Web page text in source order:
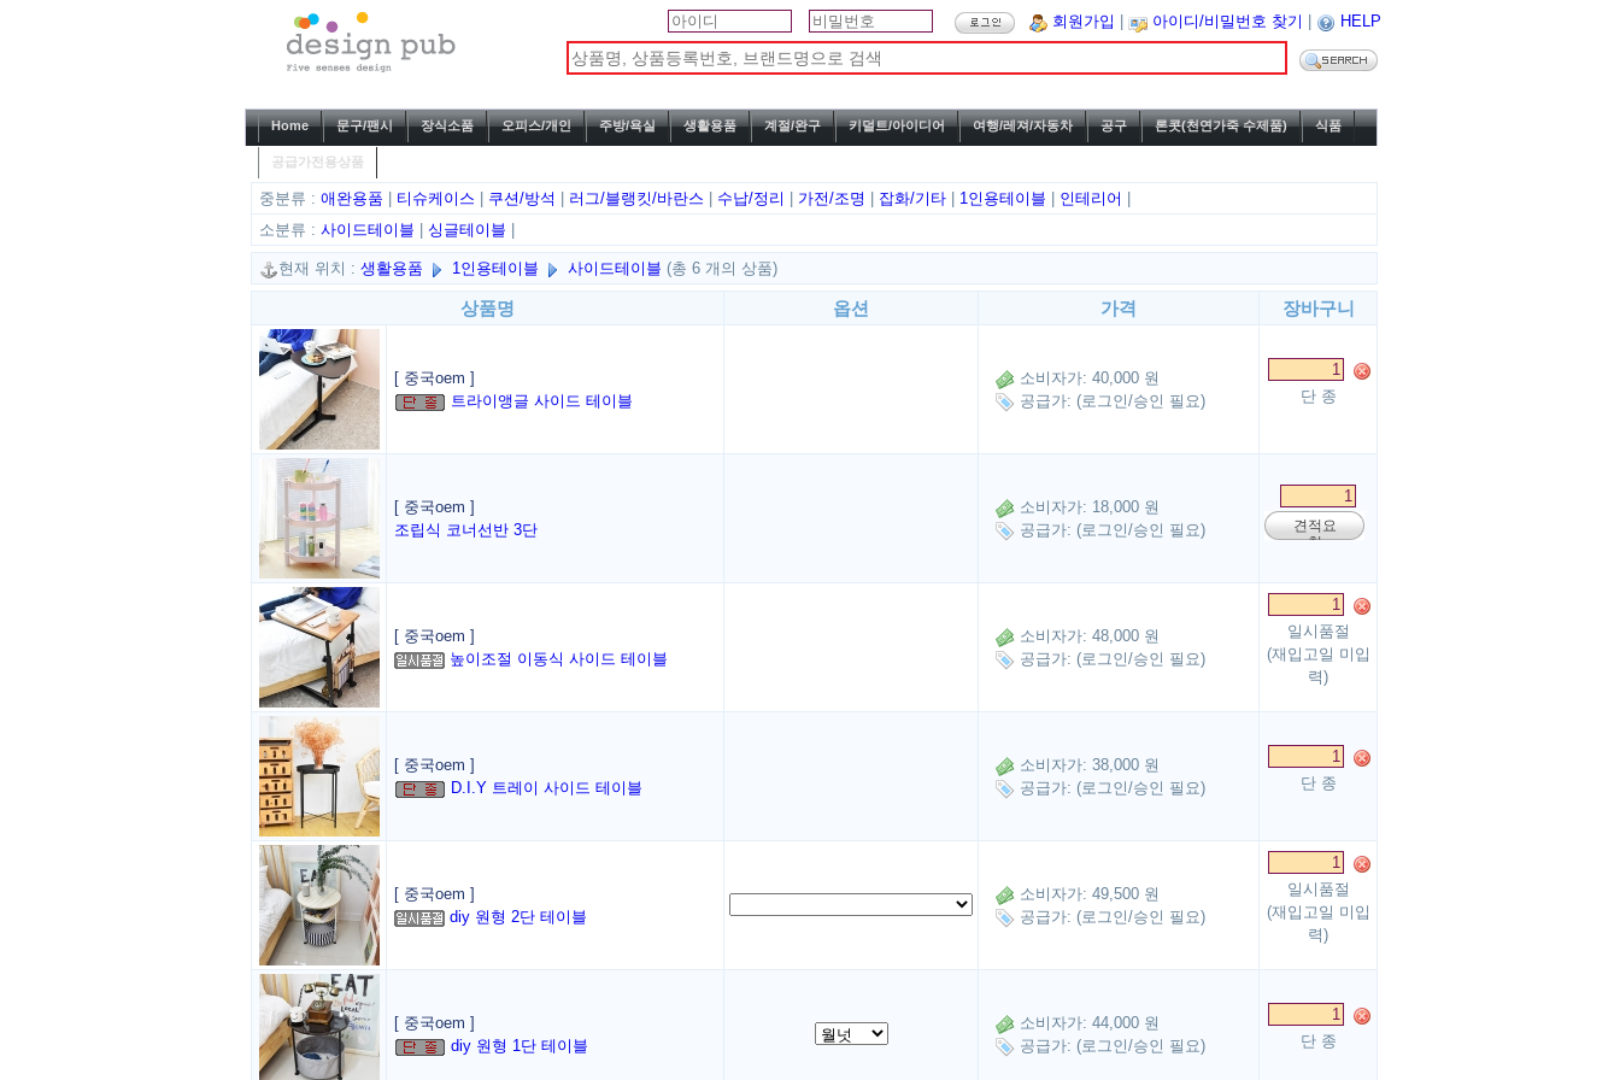
회원가입 아이디/비밀번호 찾기 HELP
Home 문구/팬시 장식소품 오피스/개인 주방/욕실 생활용품 계절/완구 키덜트/아이디어 여행/레져/자동차 공구 론콧(천연가죽 수제품) 식품
공급가전용상품
중분류 :애완용품 티슈케이스 쿠션/방석 러그/블랭킷/바란스 수납/정리 가전/조명 잡화/기타 1인용테이블 인테리어
소분류 :사이드테이블 싱글테이블
현재 위치 :생활용품 1인용테이블 사이드테이블 (총 6 개의 상품)
상품명 옵션 가격 장바구니
[ 중국oem ]
트라이앵글 사이드 테이블
소비자가: 40,000 원
공급가: (로그인/승인 필요)
단 종
[ 중국oem ]
조립식 코너선반 3단
소비자가: 18,000 원
공급가: (로그인/승인 필요)
견적요
청
[ 중국oem ]
높이조절 이동식 사이드 테이블
소비자가: 48,000 원
공급가: (로그인/승인 필요)
일시품절
(재입고일 미입
력)
[ 중국oem ]
D.I.Y 트레이 사이드 테이블
소비자가: 38,000 원
공급가: (로그인/승인 필요)
단 종
[ 중국oem ]
diy 원형 2단 테이블
소비자가: 49,500 원
공급가: (로그인/승인 필요)
일시품절
(재입고일 미입
력)
[ 중국oem ]
diy 원형 1단 테이블
소비자가: 44,000 원
공급가: (로그인/승인 필요)
단 종